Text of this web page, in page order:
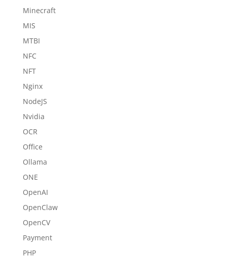
Minecraft
MIS
MTBI
NFC
NFT
Nginx
NodeJS
Nvidia
OCR
Office
Ollama
ONE
OpenAI
OpenClaw
OpenCV
Payment
PHP